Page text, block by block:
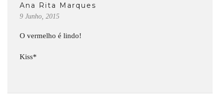
Ana Rita Marques
9 Junho, 2015
O vermelho é lindo!
Kiss*